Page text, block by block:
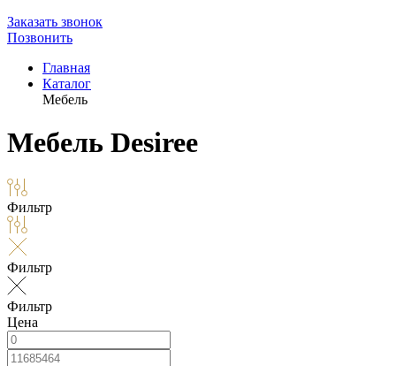
Заказать звонок
Позвонить
Главная
Каталог
Мебель
Мебель Desiree
Фильтр
Фильтр
Фильтр
Цена